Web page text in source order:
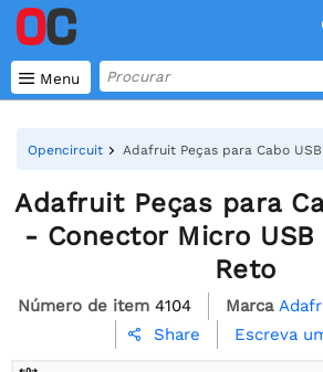
 Menu
Opencircuit Adafruit Peças para Cabo
Adafruit Peças para
- Conector Micro
Reto
Número de item 4104 Marca
 Share Escreva